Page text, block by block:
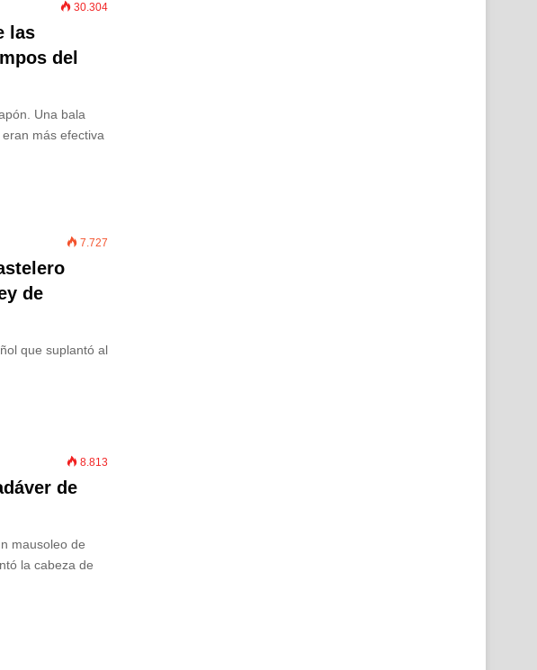
30.304
las
del
Una bala
más efectiva
7.727
de
que suplantó al
8.813
de
mausoleo de
la cabeza de